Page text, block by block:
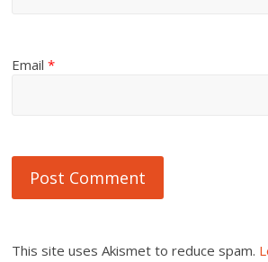
Email*
This site uses Akismet to reduce spam.